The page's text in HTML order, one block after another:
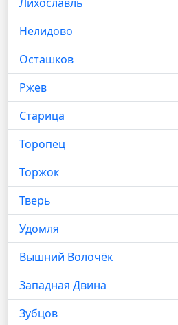
Нелидово
Осташков
Ржев
Старица
Торопец
Торжок
Тверь
Удомля
Вышний Волочёк
Западная Двина
Зубцов